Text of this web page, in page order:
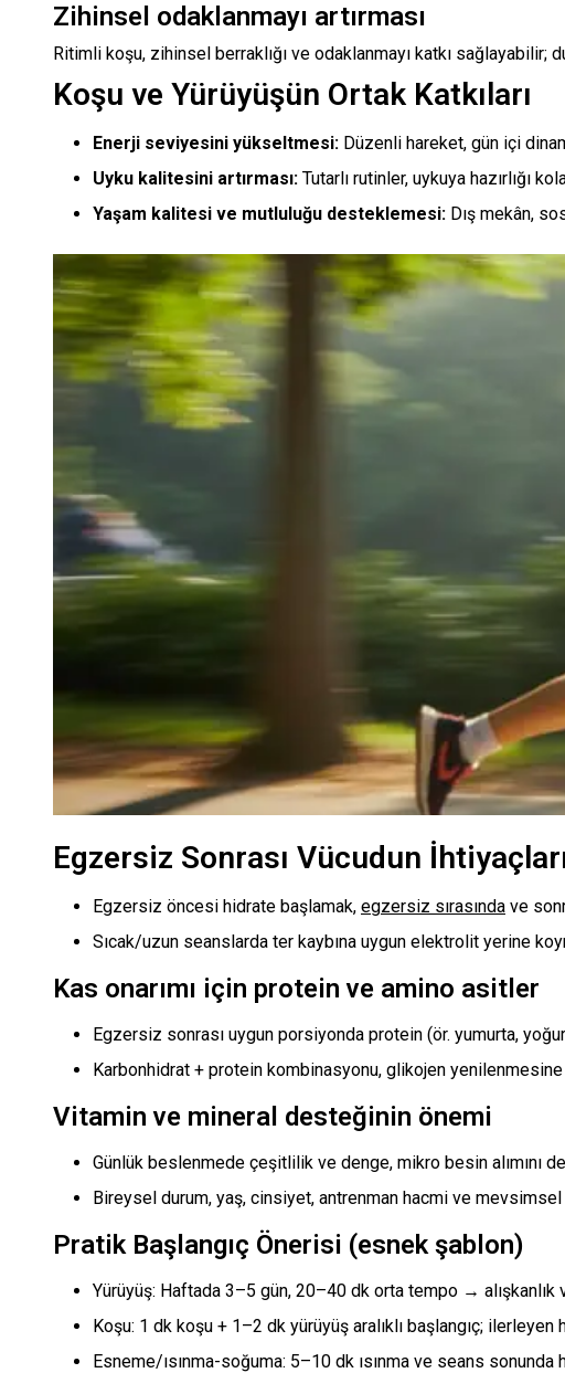
Zihinsel odaklanmayı artırması
Ritimli koşu, zihinsel berraklığı ve odaklanmayı katkı sağlayabilir;
Koşu ve Yürüyüşün Ortak Katkıları
Enerji seviyesini yükseltmesi: Düzenli hareket, gün içi
Uyku kalitesini artırması: Tutarlı rutinler, uykuya hazırlığı
Yaşam kalitesi ve mutluluğu desteklemesi: Dış mekân,
Egzersiz Sonrası Vücudun
Egzersiz öncesi hidrate başlamak, egzersiz sırasında ve
Sıcak/uzun seanslarda ter kaybına uygun elektrolit yerine
Kas onarımı için protein ve amino asitler
Egzersiz sonrası uygun porsiyonda protein (ör. yumurta,
Karbonhidrat + protein kombinasyonu, glikojen
Vitamin ve mineral desteğinin önemi
Günlük beslenmede çeşitlilik ve denge, mikro besin alımını
Bireysel durum, yaş, cinsiyet, antrenman hacmi ve
Pratik Başlangıç Önerisi (esnek şablon)
Yürüyüş: Haftada 3–5 gün, 20–40 dk orta tempo → alışkanlık
Koşu: 1 dk koşu + 1–2 dk yürüyüş aralıklı başlangıç;
Esneme/ısınma-soğuma: 5–10 dk ısınma ve seans